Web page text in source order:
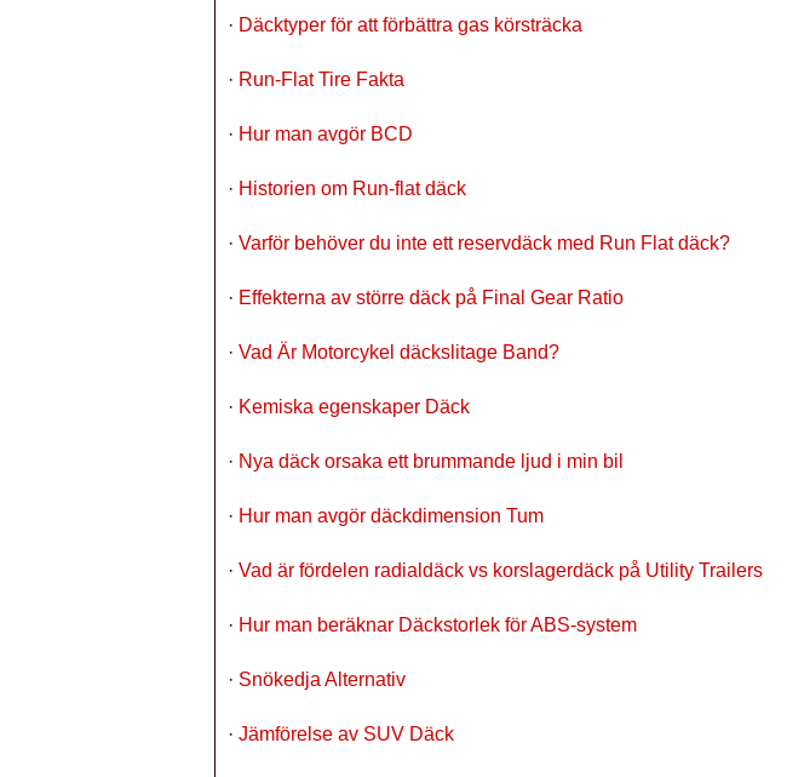
· Däcktyper för att förbättra gas körsträcka
· Run-Flat Tire Fakta
· Hur man avgör BCD
· Historien om Run-flat däck
· Varför behöver du inte ett reservdäck med Run Flat däck?
· Effekterna av större däck på Final Gear Ratio
· Vad Är Motorcykel däckslitage Band?
· Kemiska egenskaper Däck
· Nya däck orsaka ett brummande ljud i min bil
· Hur man avgör däckdimension Tum
· Vad är fördelen radialdäck vs korslagerdäck på Utility Trailers
· Hur man beräknar Däckstorlek för ABS-system
· Snökedja Alternativ
· Jämförelse av SUV Däck